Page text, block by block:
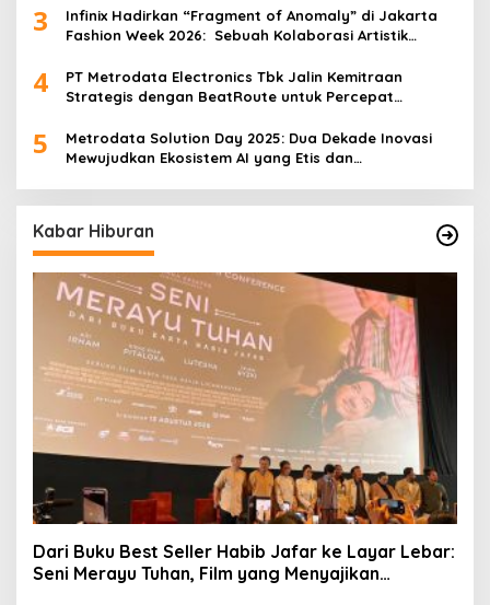
3
Infinix Hadirkan “Fragment of Anomaly” di Jakarta
Fashion Week 2026: Sebuah Kolaborasi Artistik
Eksperimen Robotik ‘R.AT.S’ Lab
4
PT Metrodata Electronics Tbk Jalin Kemitraan
Strategis dengan BeatRoute untuk Percepat
5
Metrodata Solution Day 2025: Dua Dekade Inovasi
Mewujudkan Ekosistem AI yang Etis dan
Kabar Hiburan
Dari Buku Best Seller Habib Jafar ke Layar Lebar:
Seni Merayu Tuhan, Film yang Menyajikan